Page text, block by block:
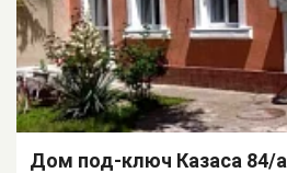
Дом под-ключ Казаса 84/а